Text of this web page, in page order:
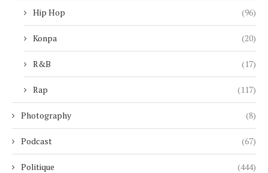
Hip Hop (96)
Konpa (20)
R&B (17)
Rap (117)
Photography (8)
Podcast (67)
Politique (444)